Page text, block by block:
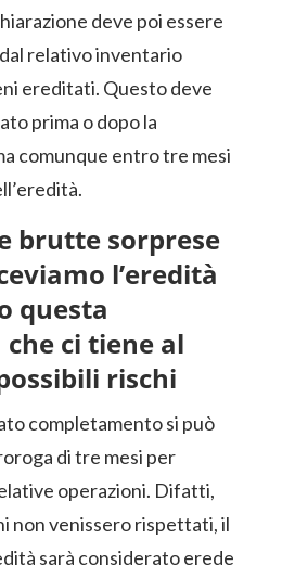
deve poi essere
relativo inventario
ereditati. Questo deve
prima o dopo la
comunque entro tre mesi
brutte sorprese
l’eredità
questa
ci tiene al
rischi
completamento si può
di tre mesi per
operazioni. Difatti,
non venissero rispettati, il
sarà considerato erede